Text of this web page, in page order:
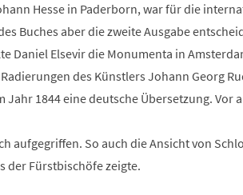
Hesse in Paderborn, war für die
Buches aber die zweite Ausgabe
Daniel Elsevir die Monumenta in
des Künstlers Johann Georg
1844 eine deutsche Übersetzung. Vor
aufgegriffen. So auch die Ansicht von
der Fürstbischöfe zeigte.